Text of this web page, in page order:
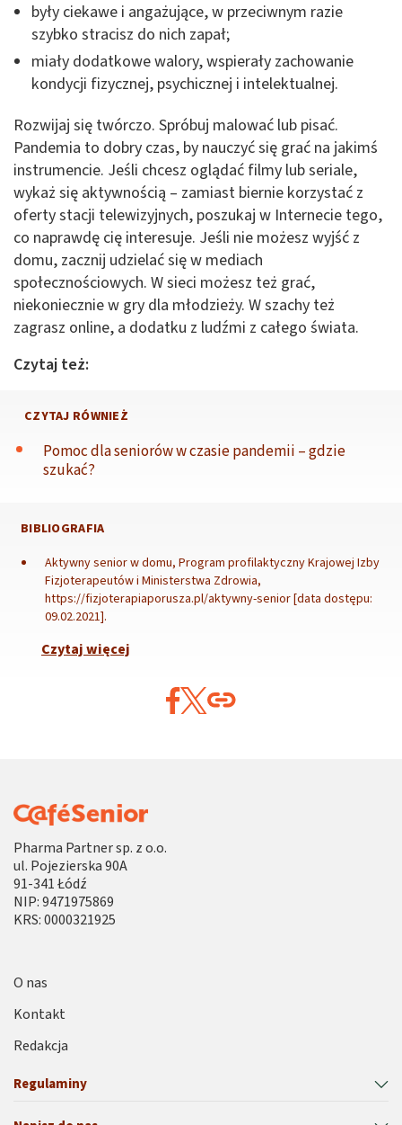
były ciekawe i angażujące, w przeciwnym razie
szybko stracisz do nich zapał;
miały dodatkowe walory, wspierały zachowanie
kondycji fizycznej, psychicznej i intelektualnej.
Rozwijaj się twórczo. Spróbuj malować lub pisać.
Pandemia to dobry czas, by nauczyć się grać na jakimś
instrumencie. Jeśli chcesz oglądać filmy lub seriale,
wykaż się aktywnością – zamiast biernie korzystać z
oferty stacji telewizyjnych, poszukaj w Internecie tego,
co naprawdę cię interesuje. Jeśli nie możesz wyjść z
domu, zacznij udzielać się w mediach
społecznościowych. W sieci możesz też grać,
niekoniecznie w gry dla młodzieży. W szachy też
zagrasz online, a dodatku z ludźmi z całego świata.
Czytaj też:
CZYTAJ RÓWNIEŻ
Pomoc dla seniorów w czasie pandemii – gdzie
szukać?
BIBLIOGRAFIA
Aktywny senior w domu, Program profilaktyczny Krajowej Izby
Fizjoterapeutów i Ministerstwa Zdrowia,
https://fizjoterapiaporusza.pl/aktywny-senior [data dostępu:
09.02.2021].
Czytaj więcej
Pharma Partner sp. z o.o.
ul. Pojezierska 90A
91-341 Łódź
NIP: 9471975869
KRS: 0000321925
Regulaminy
O nas
Kontakt
Redakcja